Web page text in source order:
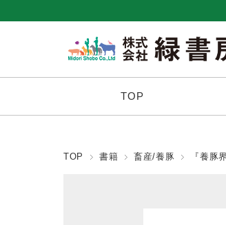
TOP
TOP 書籍 畜産/養豚 『養豚